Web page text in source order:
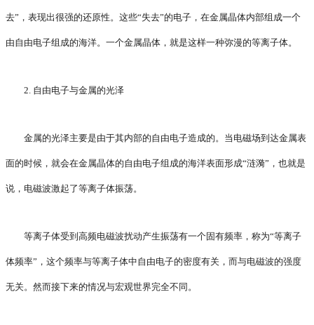
去”，表现出很强的还原性。这些“失去”的电子，在金属晶体内部组成一个
由自由电子组成的海洋。一个金属晶体，就是这样一种弥漫的等离子体。
2. 自由电子与金属的光泽
金属的光泽主要是由于其内部的自由电子造成的。当电磁场到达金属表
面的时候，就会在金属晶体的自由电子组成的海洋表面形成“涟漪”，也就是
说，电磁波激起了等离子体振荡。
等离子体受到高频电磁波扰动产生振荡有一个固有频率，称为“等离子
体频率”，这个频率与等离子体中自由电子的密度有关，而与电磁波的强度
无关。然而接下来的情况与宏观世界完全不同。